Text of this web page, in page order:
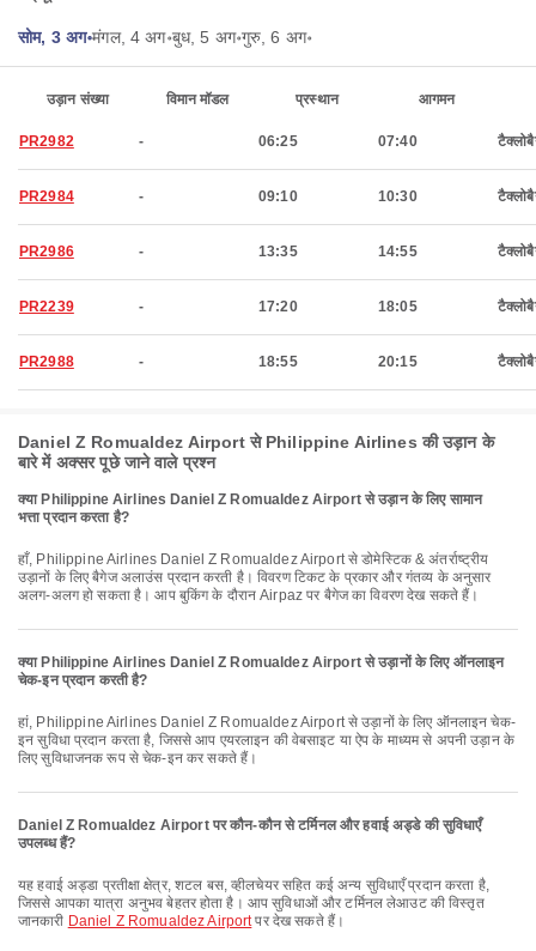
सोम, 3 अग॰मंगल, 4 अग॰बुध, 5 अग॰गुरु, 6 अग॰
उड़ान संख्या विमान मॉडल प्रस्थान आगमन
PR2982 - 06:25 07:40
PR2984 - 09:10 10:30
PR2986 - 13:35 14:55
PR2239 - 17:20 18:05
PR2988 - 18:55 20:15
Daniel Z Romualdez Airport से Philippine Airlines की उड़ान के
बारे में अक्सर पूछे जाने वाले प्रश्न
क्या Philippine Airlines Daniel Z Romualdez Airport से उड़ान के लिए सामान
भत्ता प्रदान करता है?
हाँ, Philippine Airlines Daniel Z Romualdez Airport से डोमेस्टिक & अंतर्राष्ट्रीय
उड़ानों के लिए बैगेज अलाउंस प्रदान करती है। विवरण टिकट के प्रकार और गंतव्य के अनुसार
अलग-अलग हो सकता है। आप बुकिंग के दौरान Airpaz पर बैगेज का विवरण देख सकते हैं।
क्या Philippine Airlines Daniel Z Romualdez Airport से उड़ानों के लिए ऑनलाइन
चेक-इन प्रदान करती है?
हां, Philippine Airlines Daniel Z Romualdez Airport से उड़ानों के लिए ऑनलाइन चेक-
इन सुविधा प्रदान करता है, जिससे आप एयरलाइन की वेबसाइट या ऐप के माध्यम से अपनी उड़ान के
लिए सुविधाजनक रूप से चेक-इन कर सकते हैं।
Daniel Z Romualdez Airport पर कौन-कौन से टर्मिनल और हवाई अड्डे की सुविधाएँ
उपलब्ध हैं?
यह हवाई अड्डा प्रतीक्षा क्षेत्र, शटल बस, व्हीलचेयर सहित कई अन्य सुविधाएँ प्रदान करता है,
जिससे आपका यात्रा अनुभव बेहतर होता है। आप सुविधाओं और टर्मिनल लेआउट की विस्तृत
जानकारी Daniel Z Romualdez Airportपर देख सकते हैं।